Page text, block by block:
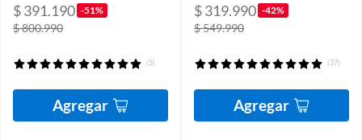
$ 391.190 -51%
$ 800.990
(5)
Agregar
$ 319.990 -42%
$ 549.990
(37)
Agregar